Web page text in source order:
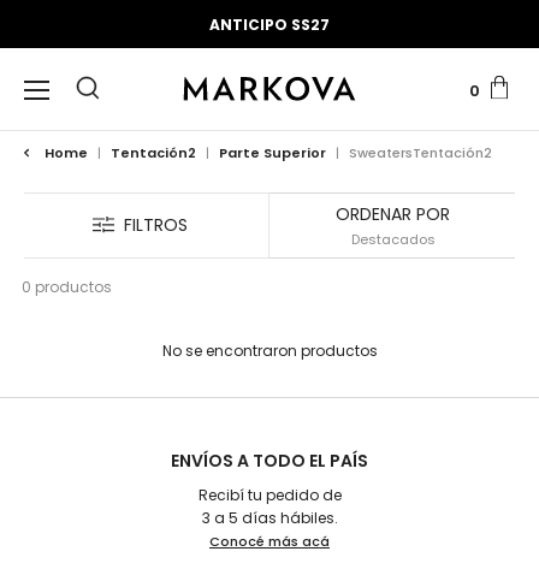
ANTICIPO SS27
0
Home | Tentación2 | Parte Superior | SweatersTentación2
FILTROS ORDENAR POR
0 productos
No se encontraron productos
ENVÍOS A TODO EL PAÍS
Recibí tu pedido de
3 a 5 días hábiles.
Conocé más acá